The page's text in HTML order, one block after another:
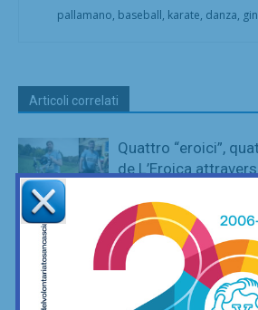
pallamano, baseball, karate, danza,
Articoli correlati
Storie di
SportChianti
Quattro “eroici”,
de L’Eroica
Ciclismo
Ricordando
appuntamento con
Martiri